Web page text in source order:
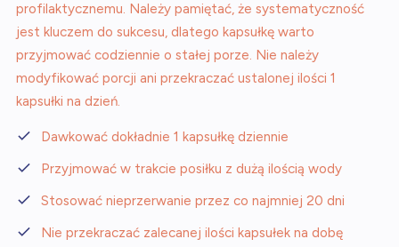
profilaktycznemu. Należy pamiętać, że systematyczność
jest kluczem do sukcesu, dlatego kapsułkę warto
przyjmować codziennie o stałej porze. Nie należy
modyfikować porcji ani przekraczać ustalonej ilości 1
kapsułki na dzień.
Dawkować dokładnie 1 kapsułkę dziennie
Przyjmować w trakcie posiłku z dużą ilością wody
Stosować nieprzerwanie przez co najmniej 20 dni
Nie przekraczać zalecanej ilości kapsułek na dobę